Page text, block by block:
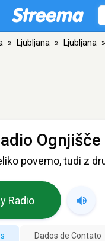
» Ljubljana » Ljubljana »
Ognjišče
povemo, tudi z
Radio
Dados de Contato